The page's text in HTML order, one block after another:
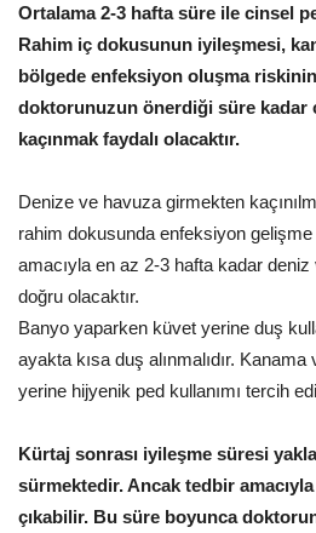
Ortalama 2-3 hafta süre ile cinsel
Rahim iç dokusunun iyileşmesi,
bölgede enfeksiyon oluşma riskinin
doktorunuzun önerdiği süre kadar
kaçınmak faydalı olacaktır.
Denize ve havuza girmekten
rahim dokusunda enfeksiyon gelişme
amacıyla en az 2-3 hafta kadar
doğru olacaktır.
Banyo yaparken küvet yerine duş
ayakta kısa duş alınmalıdır.
yerine hijyenik ped kullanımı tercih
Kürtaj sonrası iyileşme süresi
sürmektedir. Ancak tedbir
çıkabilir. Bu süre boyunca